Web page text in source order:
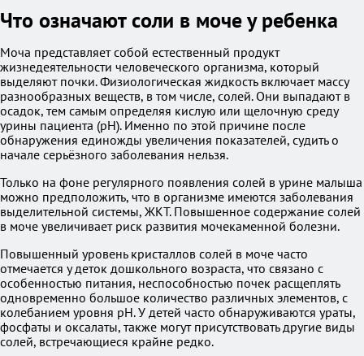
Что означают соли в моче у ребенка
Моча представляет собой естественный продукт
жизнедеятельности человеческого организма, который
выделяют почки. Физиологическая жидкость включает массу
разнообразных веществ, в том числе, солей. Они выпадают в
осадок, тем самым определяя кислую или щелочную среду
урины пациента (рН). Именно по этой причине после
обнаружения единожды увеличения показателей, судить о
начале серьёзного заболевания нельзя.
Только на фоне регулярного появления солей в урине малыша
можно предположить, что в организме имеются заболевания
выделительной системы, ЖКТ. Повышенное содержание солей
в моче увеличивает риск развития мочекаменной болезни.
Повышенный уровень кристаллов солей в моче часто
отмечается у деток дошкольного возраста, что связано с
особенностью питания, неспособностью почек расщеплять
одновременно большое количество различных элементов, с
колебанием уровня рН. У детей часто обнаруживаются ураты,
фосфаты и оксалаты, также могут присутствовать другие виды
солей, встречающиеся крайне редко.